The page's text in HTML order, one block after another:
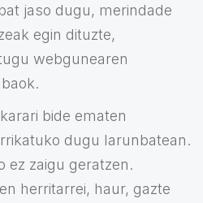
jaso dugu, merindade
egin dituzte,
webgunearen
bide ematen
dugu larunbatean.
ez zaigu geratzen.
herritarrei, haur, gazte